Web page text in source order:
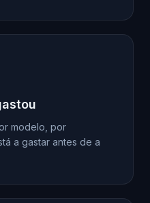
modelo, por
a gastar antes de a